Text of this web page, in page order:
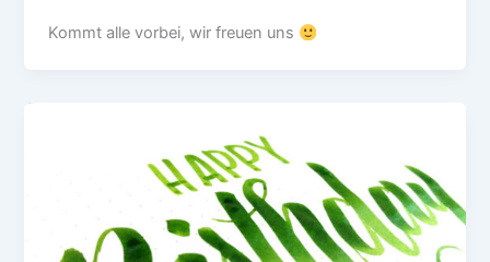
Kommt alle vorbei, wir freuen uns